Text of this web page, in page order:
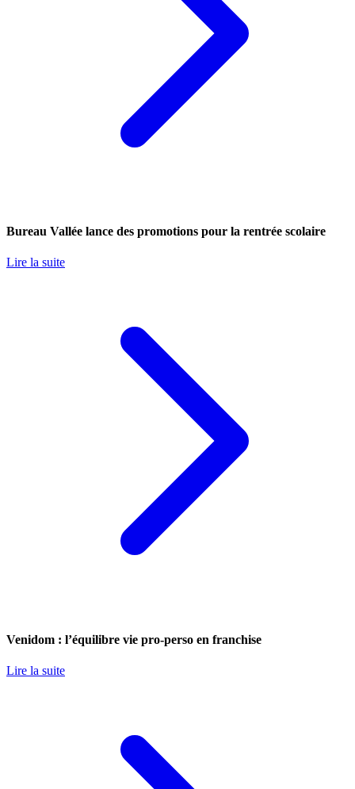
Bureau Vallée lance des promotions pour la rentrée scolaire
Lire la suite
Venidom : l’équilibre vie pro-perso en franchise
Lire la suite